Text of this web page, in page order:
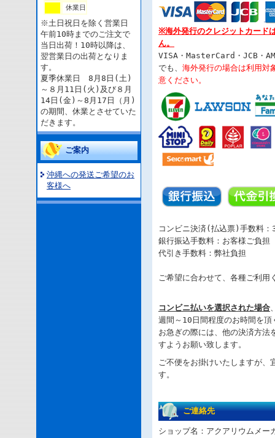
休業日
※土日祝日を除く営業日
午前10時までのご注文で
当日出荷！10時以降は、
翌営業日の出荷となりま
す。
夏季休業日 8月8日(土)
～８月11日(火)及び８月
14日(金)～8月17日（月)
の期間、休業とさせていた
だきます。
ご案内
沖縄への発送ご希望のお
客様へ
※海外発行のクレジットカード
ん。
VISA・MasterCard・JCB・
でも、 海外発行の場合は利用対
意ください。
コンビニ決済(払込票)手数料：
銀行振込手数料：お客様ご負担
代引き手数料：弊社負担
ご希望に合わせて、各種ご利用
コンビニ払いを選択された場合
週間～ 10 日間程度のお時間を
お急ぎの際には、他の決済方法
すようお願い致します。
ご不便をお掛けいたしますが、
す。
ご連絡先
ショップ名：アクアリウムメ